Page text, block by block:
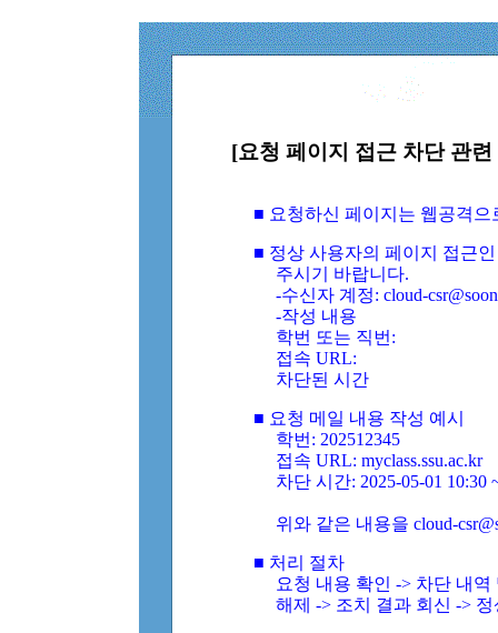
[요청 페이지 접근 차단 관
■ 요청하신 페이지는 웹공격
■ 정상 사용자의 페이지 접근
주시기 바랍니다.
-수신자 계정: cloud-
-작성 내용
학번 또는 직번:
접속 URL:
차단된 시간
■ 요청 메일 내용 작성 예시
학번: 202512345
접속 URL: myclass.ssu.ac.kr
차단 시간: 2025-05-01 10:30
위와 같은 내용을 cloud-
■ 처리 절차
요청 내용 확인 -> 차단 내
해제 -> 조치 결과 회신 ->